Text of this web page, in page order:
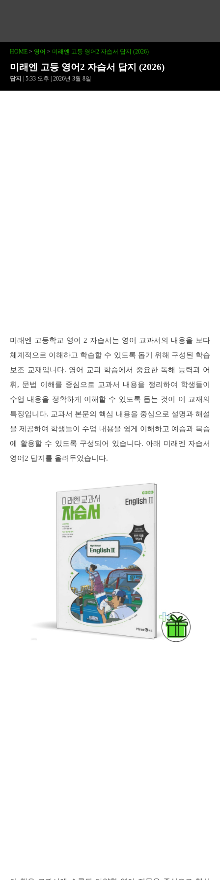
HOME > 영어 > 미래엔 고등 영어2 자습서 답지 (2026)
미래엔 고등 영어2 자습서 답지 (2026)
답지 | 5:33 오후 | 2026년 3월 8일
미래엔 고등학교 영어 2 자습서는 영어 교과서의 내용을 보다
체계적으로 이해하고 학습할 수 있도록 돕기 위해 구성된 학습
보조 교재입니다. 영어 교과 학습에서 중요한 독해 능력과 어
휘, 문법 이해를 중심으로 교과서 내용을 정리하여 학생들이
수업 내용을 정확하게 이해할 수 있도록 돕는 것이 이 교재의
특징입니다. 교과서 본문의 핵심 내용을 중심으로 설명과 해설
을 제공하여 학생들이 수업 내용을 쉽게 이해하고 예습과 복습
에 활용할 수 있도록 구성되어 있습니다. 아래 미래엔 자습서
영어2 답지를 올려두었습니다.